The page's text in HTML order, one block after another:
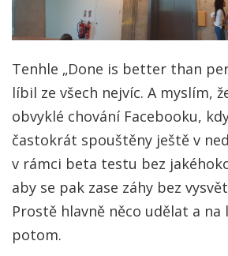
Tenhle „Done is better than
líbil ze všech nejvíc. A myslím,
obvyklé chování Facebooku,
častokrát spouštěny ještě v
v rámci beta testu bez
aby se pak zase záhy bez
Prostě hlavně něco udělat a na
potom.